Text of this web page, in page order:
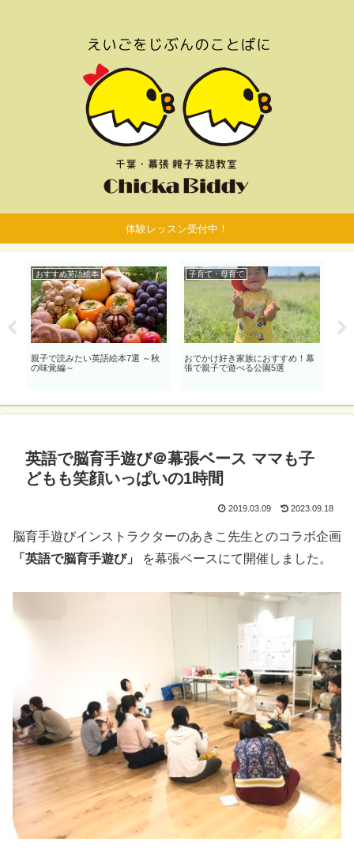
体験レッスン受付中！
おすすめ英語絵本
親子で読みたい英語絵本7選 ～秋
の味覚編～
子育て・母育て
おでかけ好き家族におすすめ！幕
張で親子で遊べる公園5選
英語で脳育手遊び＠幕張ベース ママも子
どもも笑顔いっぱいの1時間
2019.03.09 2023.09.18
脳育手遊びインストラクターのあきこ先生とのコラボ企画
「英語で脳育手遊び」
を幕張ベースにて開催しました。